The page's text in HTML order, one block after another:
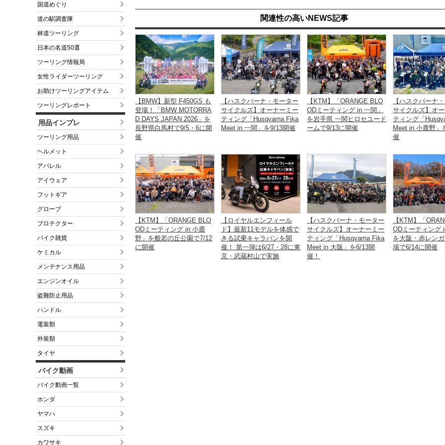
国道めぐり
道の駅調査隊
林道ツーリング
日本の名道50選
ツーリング情報局
女性ライダーツーリング
お助けツーリングアイテム
ツーリングレポート
用品インプレ
ツーリング用品
ヘルメット
アパレル
アイウェア
フットギア
グローブ
プロテクター
バイク雑貨
ケミカル
メンテナンス用品
エンジンオイル
盗難防止用品
ハンドル
電装類
外装類
タイヤ
バイク動画
バイク動画一覧
ホンダ
ヤマハ
スズキ
カワサキ
関連性の高いNEWS記事
【BMW】新型 F450GS も
登場！「BMW MOTORRA
D DAYS JAPAN 2026」を
長野県白馬村で9/5・6に開
催
【ハスクバーナ・モーター
サイクルズ】オーナーミー
ティング「Husqvarna Fika
Meet in 一関」を9/13開催
【KTM】「ORANGE BLO
ODミーティング in 一関」
を岩手県 一関ヒロセユード
ームで9/13に開催
【ハスクバーナ
サイクルズ】オ
ティング「
Meet in 小鹿野」
催
【KTM】「ORANGE BLO
ODミーティング in 小鹿
野」を般若の丘公園で7/12
に開催
【ロイヤルエンフィール
ド】最新11モデルを体感で
きる試乗キャラバンを開
催！ 第一弾は6/27・28に東
京・武蔵村山で実施
【ハスクバーナ・モーター
サイクルズ】オーナーミー
ティング「Husqvarna Fika
Meet in 大阪」を6/13開
催！
【KTM】「
ODミーティング
を大阪・赤レン
場で6/14に開催